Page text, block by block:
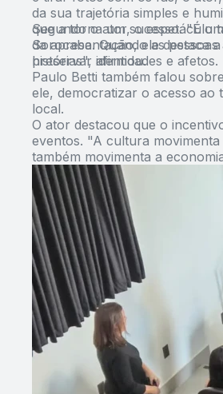
da sua trajetória simples e
que a torna um sucesso. "É
Sorocaba. Quando as
histórias", afirmou.
Segundo o ator, o espetáculo
da apresentação, ele destaca
preservar identidades e afetos.
Paulo Betti também falou
ele, democratizar o acesso
local.
O ator destacou que o
eventos. "A cultura
também movimenta a